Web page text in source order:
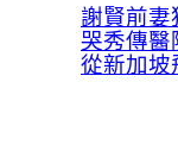
謝賢前妻
哭秀傳醫
從新加坡